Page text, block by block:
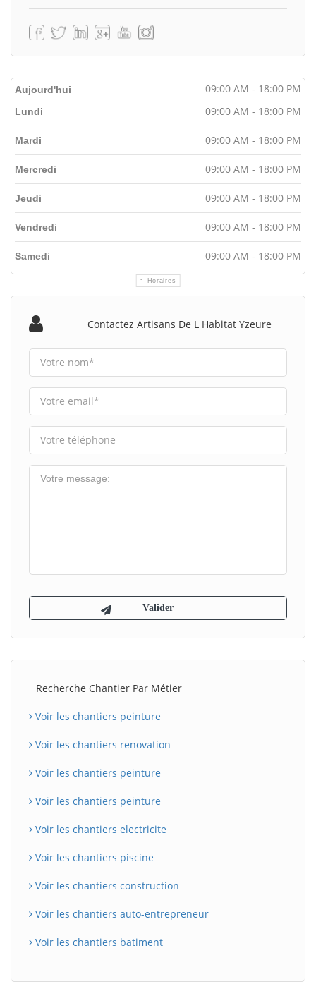
Aujourd'hui 09:00 AM - 18:00 PM
Horaires
Lundi 09:00 AM - 18:00 PM
Mardi 09:00 AM - 18:00 PM
Mercredi 09:00 AM - 18:00 PM
Jeudi 09:00 AM - 18:00 PM
Vendredi 09:00 AM - 18:00 PM
Samedi 09:00 AM - 18:00 PM
Contactez Artisans De L Habitat Yzeure
Recherche Chantier Par Métier
Voir les chantiers peinture
Voir les chantiers renovation
Voir les chantiers peinture
Voir les chantiers peinture
Voir les chantiers electricite
Voir les chantiers piscine
Voir les chantiers construction
Voir les chantiers auto-entrepreneur
Voir les chantiers batiment